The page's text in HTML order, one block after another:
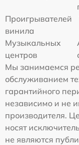
Проигрывателей
винила
Музыкальных
центров
Мы занимаемся
обслуживанием
гарантийного
независимо и не
производителя.
носят
не являются